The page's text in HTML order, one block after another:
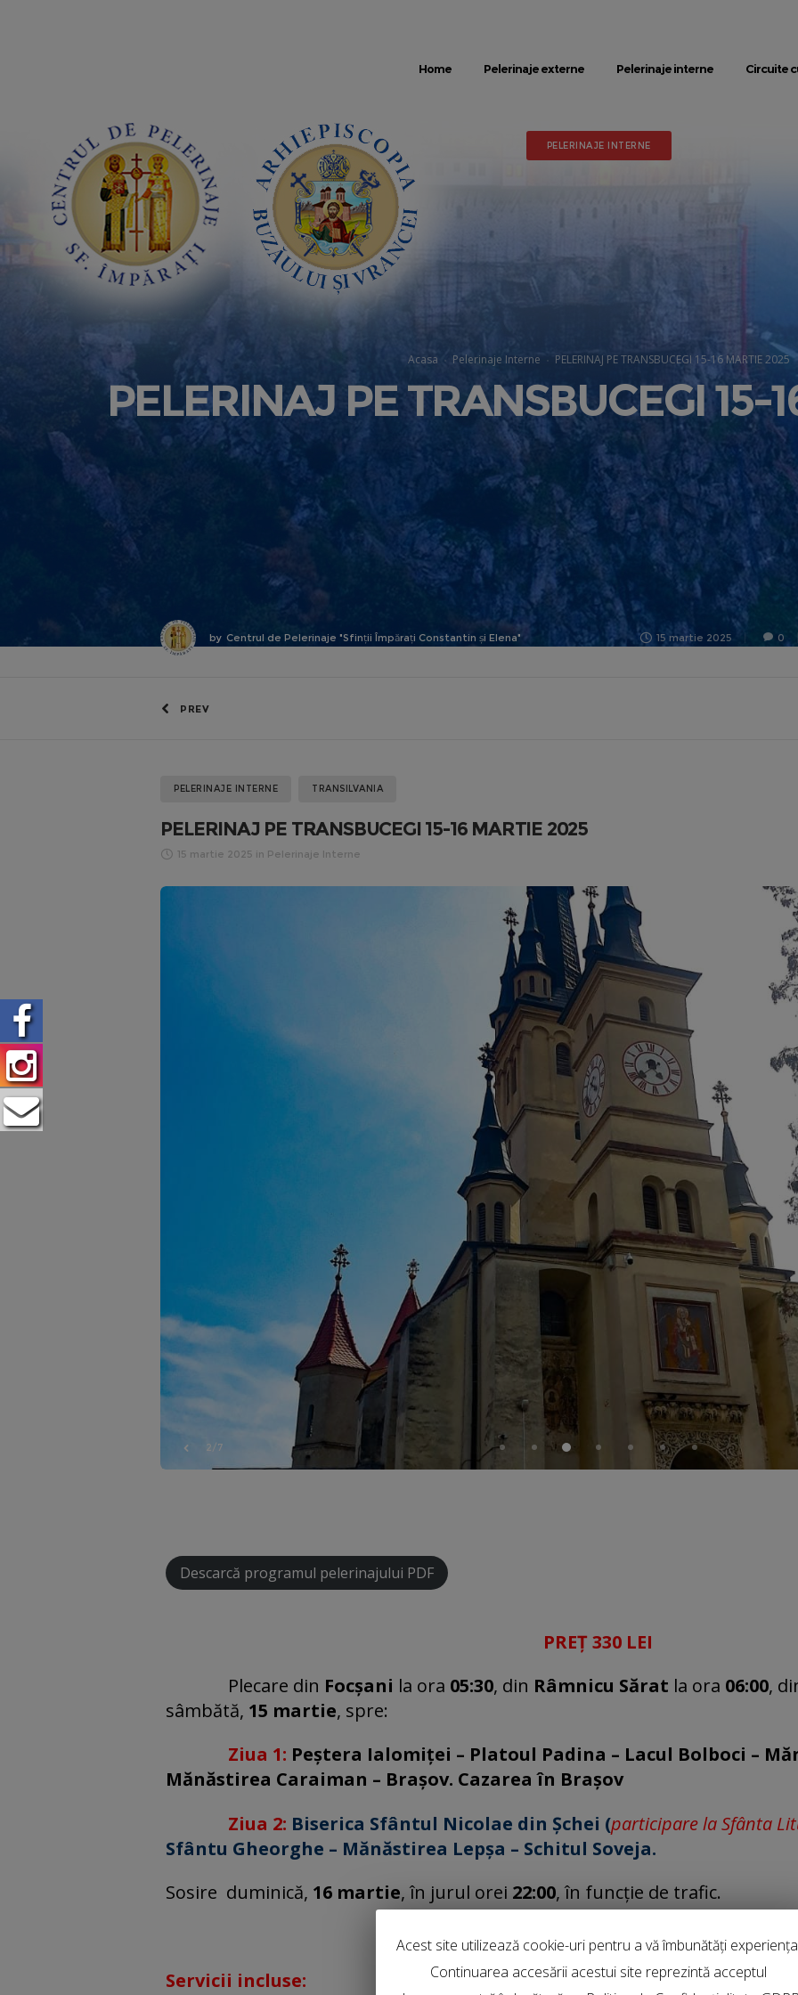
Home Pelerinaje externe Pelerinaje interne Circuite
PELERINAJE INTERNE
Acasa Pelerinaje Interne PELERINAJ PE TRANSBUCEGI 15-16 MARTIE 2025
PELERINAJ PE TRANSBUCEGI 15-
by Centrul de Pelerinaje "Sfinții Împărați Constantin și Elena" 15 martie 2025 0
PREV
PELERINAJE INTERNE TRANSILVANIA
PELERINAJ PE TRANSBUCEGI 15-16 MARTIE 2025
15 martie 2025 in Pelerinaje Interne
3/7
Descarcă programul pelerinajului PDF
PREȚ 330 LEI
Plecare din Focșani la ora 05:30, din Râmnicu Sărat la ora 06:00,
sâmbătă, 15 martie, spre:
Ziua 1: Peștera Ialomiței – Platoul Padina – Lacul Bolboci –
Mănăstirea Caraiman – Brașov. Cazarea în Brașov
Ziua 2: Biserica Sfântul Nicolae din Șchei (participare la Sfânta
Sfântu Gheorghe – Mănăstirea Lepșa – Schitul Soveja.
Sosire duminică, 16 martie, în jurul orei 22:00, în funcție de trafic.
Servicii incluse:
Acest site utilizează cookie-uri pentru a vă îmbunătăți
Continuarea accesării acestui site reprezintă acceptul